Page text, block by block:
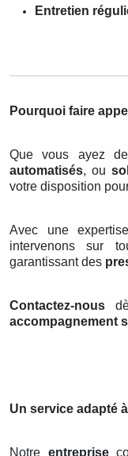
Entretien
Pourquoi faire
Que vous ayez
automatisés, ou
votre disposition
Avec une
intervenons sur
garantissant des
Contactez-nous
accompagnement
Un service adapté
Notre entreprise